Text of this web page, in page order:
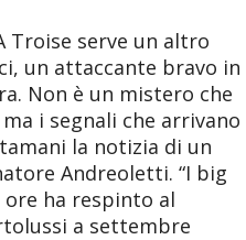
Troise serve un altro
un attaccante bravo in
Non è un mistero che
ma i segnali che arrivano
la notizia di un
Andreoletti. “I big
ha respinto al
a settembre